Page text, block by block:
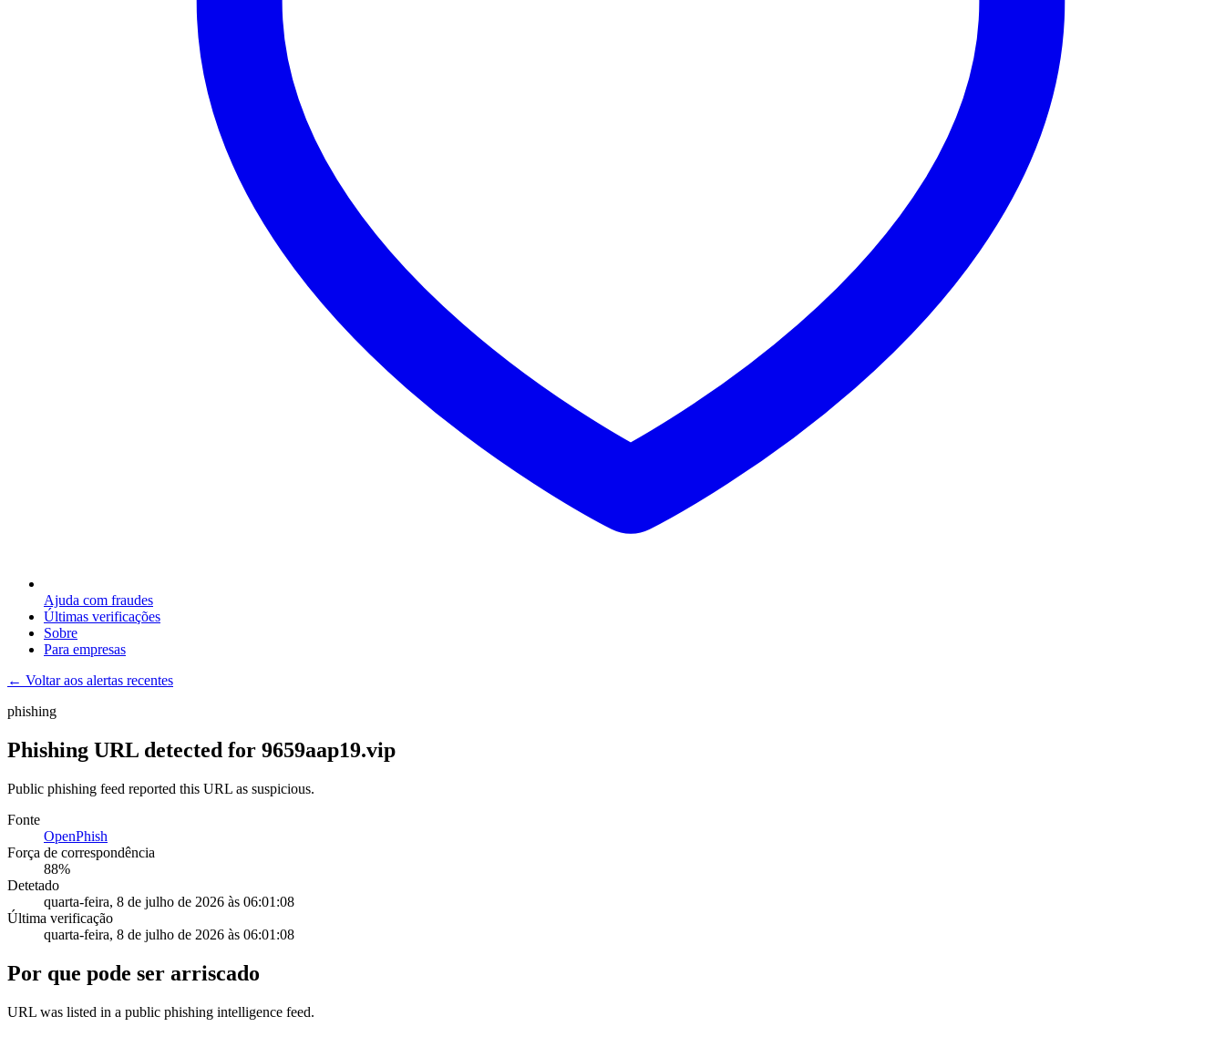
Ajuda com fraudes
Últimas verificações
Sobre
Para empresas
← Voltar aos alertas recentes
phishing
Phishing URL detected for 9659aap19.vip
Public phishing feed reported this URL as suspicious.
Fonte
OpenPhish
Força de correspondência
88%
Detetado
quarta-feira, 8 de julho de 2026 às 06:01:08
Última verificação
quarta-feira, 8 de julho de 2026 às 06:01:08
Por que pode ser arriscado
URL was listed in a public phishing intelligence feed.